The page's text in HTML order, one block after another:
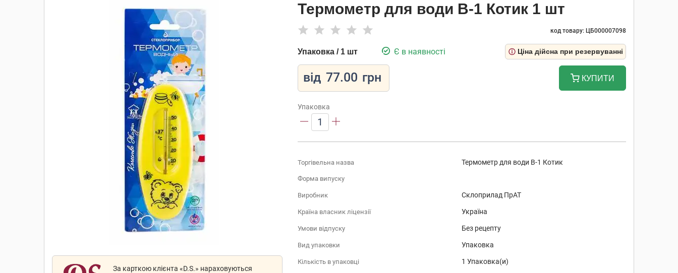
За карткою клієнта «D.S.» нараховуються
Термометр для води В-1 Котик 1 шт
код товару: ЦБ000007098
Упаковка / 1 шт Є в наявності Ціна дійсна при резервуванні
від 77.00 грн КУПИТИ
Упаковка
1
Торгівельна назва Термометр для води В-1 Котик
Форма випуску
Виробник Склоприлад ПрАТ
Країна власник ліцензії Україна
Умови відпуску Без рецепту
Вид упаковки Упаковка
Кількість в упаковці 1 Упаковка(и)